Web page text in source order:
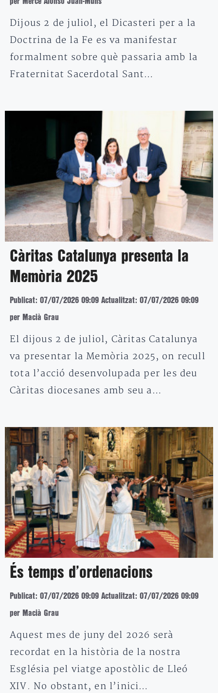
Dijous 2 de juliol, el Dicasteri per a la
Doctrina de la Fe es va manifestar
formalment sobre què passaria amb la
Fraternitat Sacerdotal Sant…
Càritas Catalunya presenta la
Memòria 2025
Publicat: 07/07/2026 09:09 Actualitzat: 07/07/2026 09:09
per Macià Grau
El dijous 2 de juliol, Càritas Catalunya
va presentar la Memòria 2025, on recull
tota l’acció desenvolupada per les deu
Càritas diocesanes amb seu a…
És temps d’ordenacions
Publicat: 07/07/2026 09:09 Actualitzat: 07/07/2026 09:09
per Macià Grau
Aquest mes de juny del 2026 serà
recordat en la història de la nostra
Església pel viatge apostòlic de Lleó
XIV. No obstant, en l’inici…